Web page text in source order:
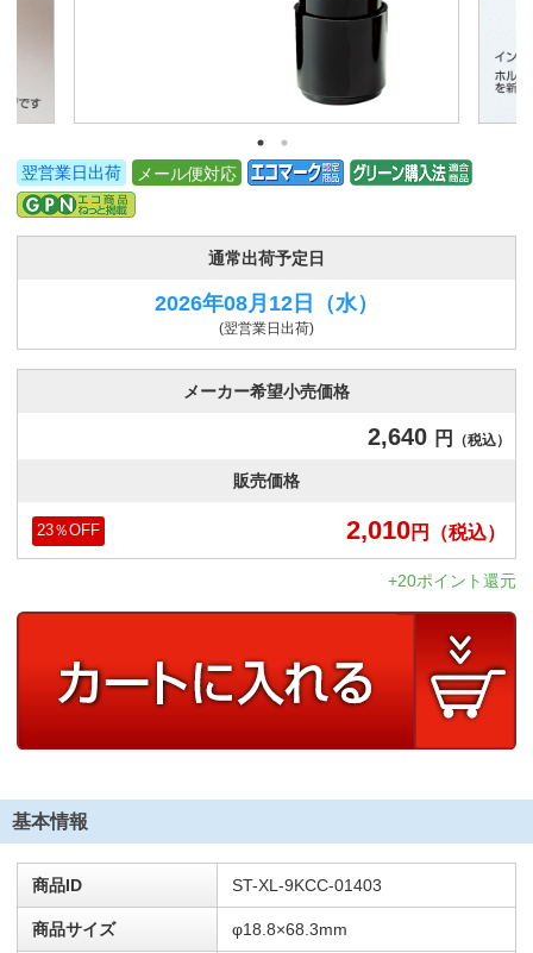
翌営業日出荷 メール便対応
通常出荷予定日
2026年08月12日 （水）
(翌営業日出荷)
メーカー希望小売価格
2,640 円 （税込）
販売価格
2,010円 （税込）
23％OFF
+20ポイント還元
基本情報
商品ID ST-XL-9KCC-01403
商品サイズ φ18.8×68.3mm